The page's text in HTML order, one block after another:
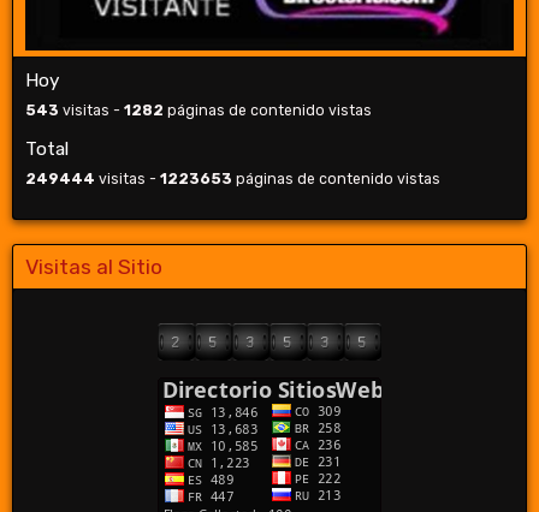
Hoy
543 visitas - 1282 páginas de contenido vistas
Total
249444 visitas - 1223653 páginas de contenido vistas
Visitas al Sitio